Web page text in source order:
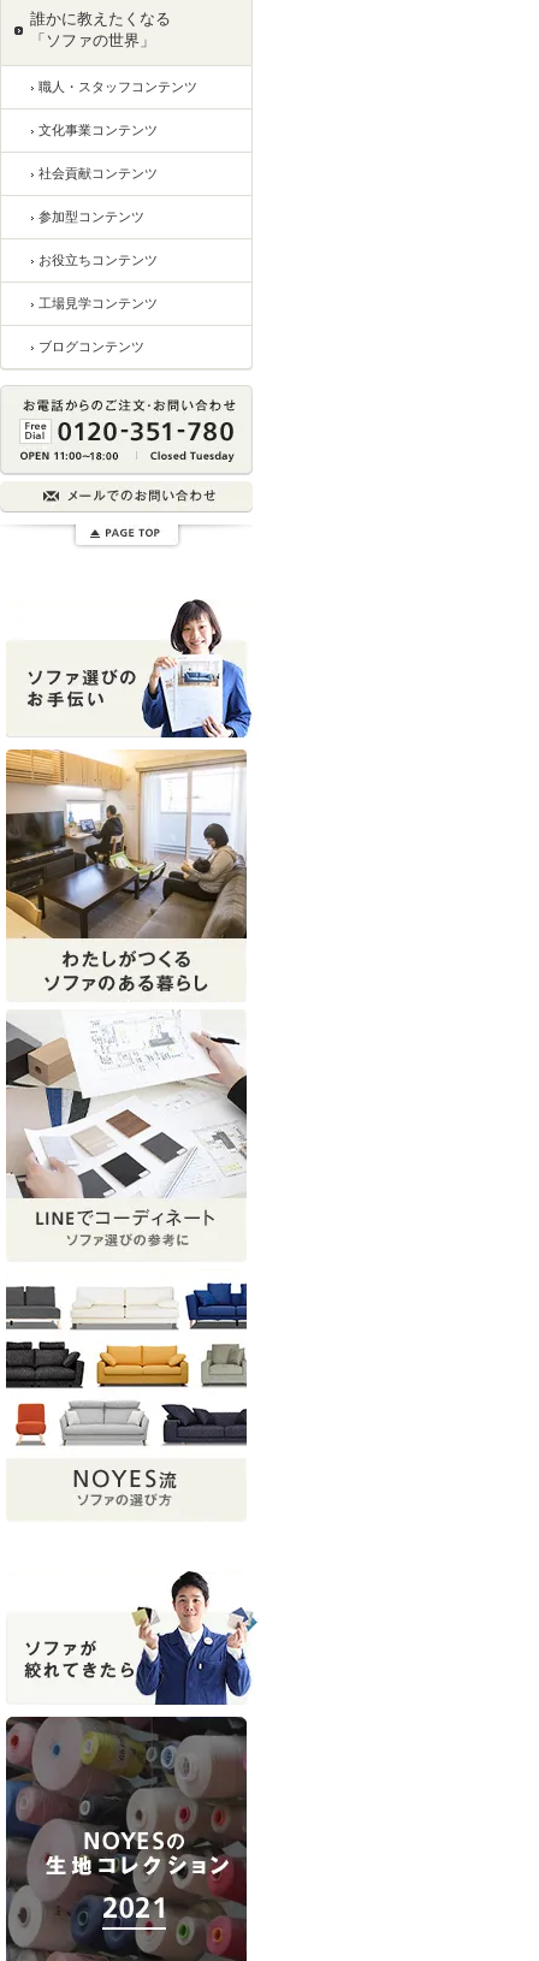
誰かに教えたくなる
「ソファの世界」
職人・スタッフコンテンツ
文化事業コンテンツ
社会貢献コンテンツ
参加型コンテンツ
お役立ちコンテンツ
工場見学コンテンツ
ブログコンテンツ